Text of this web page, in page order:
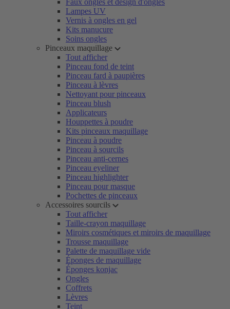
Faux ongles et design d'ongles
Lampes UV
Vernis à ongles en gel
Kits manucure
Soins ongles
Pinceaux maquillage
Tout afficher
Pinceau fond de teint
Pinceau fard à paupières
Pinceau à lèvres
Nettoyant pour pinceaux
Pinceau blush
Applicateurs
Houppettes à poudre
Kits pinceaux maquillage
Pinceau à poudre
Pinceau à sourcils
Pinceau anti-cernes
Pinceau eyeliner
Pinceau highlighter
Pinceau pour masque
Pochettes de pinceaux
Accessoires sourcils
Tout afficher
Taille-crayon maquillage
Miroirs cosmétiques et miroirs de maquillage
Trousse maquillage
Palette de maquillage vide
Éponges de maquillage
Éponges konjac
Ongles
Coffrets
Lèvres
Teint